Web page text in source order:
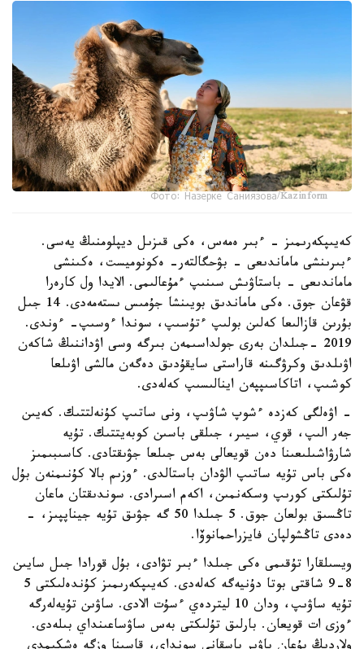
Фото: Назерке Саниязова/Kazinform
كەيىپكەرىمىز - ءبىر ەمەس، ەكى قىزىل ديپلومنىڭ يەسى.
ءبىرىنشى ماماندىعى - بۋحگالتەر- ەكونوميست، ەكىنشى
ماماندىعى - باستاۋىش سىنىپ ءمۇعالىمى. الايدا ول كارەرا
قۋعان جوق. ەكى ماماندىق بويىنشا جۇمىس ىستەمەدى. 14 جىل
بۇرىن قازالىعا كەلىن بولىپ ءتۇسىپ، سوندا ءوسىپ- ءوندى.
2019 -جىلدان بەرى جولداسىمەن بىرگە وسى اۋداننىڭ شاكەن
اۋىلدىق وكرۋگىنە قاراستى سايقۇدىق دەگەن مالشى اۋىلعا
كوشىپ، اتاكاسىپپەن اينالىسىپ كەلەدى.
- اۋەلگى كەزدە ءشوپ شاۋىپ، ونى ساتىپ كۇنەلتتىك. كەيىن
جەر الىپ، قوي، سيىر، جىلقى باسىن كوبەيتتىك. تۇيە
شارۋاشىلىعىنا دەن قويعالى بەس جىلعا جۋىقتادى. كاسىبىمىز
ەكى باس تۇيە ساتىپ الۋدان باستالدى. ءوزىم بالا كۇنىمنەن بۇل
تۇلىكتى كورىپ وسكەنمىن، اكەم اسىرادى. سوندىقتان ماعان
تاڭسىق بولعان جوق. 5 جىلدا 50 گە جۋىق تۇيە جيناپپىز، -
دەدى تاڭشولپان فايزراحمانوۆا.
ويسىلقارا تۇقىمى ەكى جىلدا ءبىر تۋادى، بۇل قورادا جىل سايىن
8-9 شاقتى بوتا دۇنيەگە كەلەدى. كەيىپكەرىمىز كۇندەلىكتى 5
تۇيە ساۋىپ، ودان 10 ليتردەي ءسۇت الادى. ساۋىن تۇيەلەرگە
ءوزى ات قويعان. بارلىق تۇلىكتى بەس ساۋساعىنداي بىلەدى.